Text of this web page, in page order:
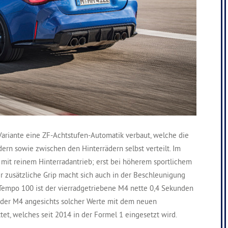
eine ZF-Achtstufen-Automatik verbaut, welche die
sowie zwischen den Hinterrädern selbst verteilt. Im
reinem Hinterradantrieb; erst bei höherem sportlichem
zusätzliche Grip macht sich auch in der Beschleunigung
100 ist der vierradgetriebene M4 nette 0,4 Sekunden
M4 angesichts solcher Werte mit dem neuen
welches seit 2014 in der Formel 1 eingesetzt wird.